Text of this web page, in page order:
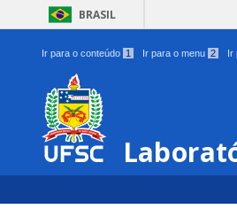
BRASIL
Ir para o conteúdo 1 Ir para o menu 2 Ir